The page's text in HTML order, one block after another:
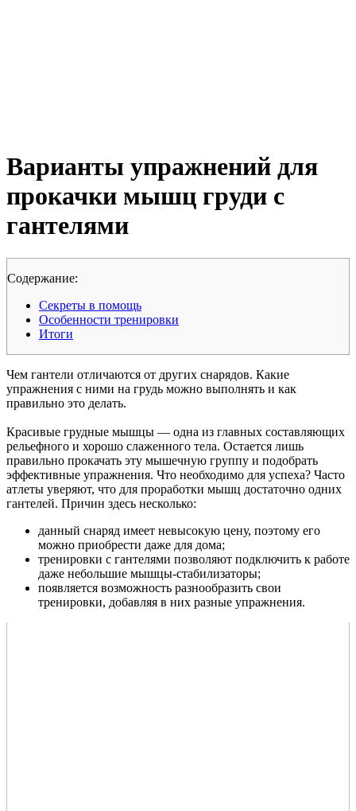
Варианты упражнений для
прокачки мышц груди с
гантелями
Cодержание:
Секреты в помощь
Особенности тренировки
Итоги
Чем гантели отличаются от других снарядов. Какие
упражнения с ними на грудь можно выполнять и как
правильно это делать.
Красивые грудные мышцы — одна из главных составляющих
рельефного и хорошо слаженного тела. Остается лишь
правильно прокачать эту мышечную группу и подобрать
эффективные упражнения. Что необходимо для успеха? Часто
атлеты уверяют, что для проработки мышц достаточно одних
гантелей. Причин здесь несколько:
данный снаряд имеет невысокую цену, поэтому его
можно приобрести даже для дома;
тренировки с гантелями позволяют подключить к работе
даже небольшие мышцы-стабилизаторы;
появляется возможность разнообразить свои
тренировки, добавляя в них разные упражнения.